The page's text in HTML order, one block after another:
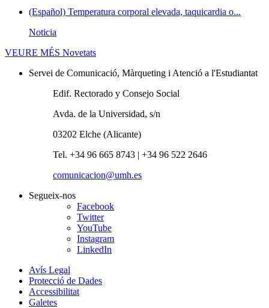
(Español) Temperatura corporal elevada, taquicardia o...
Noticia
VEURE MÉS Novetats
Servei de Comunicació, Màrqueting i Atenció a l'Estudiantat
Edif. Rectorado y Consejo Social
Avda. de la Universidad, s/n
03202 Elche (Alicante)
Tel. +34 96 665 8743 | +34 96 522 2646
comunicacion@umh.es
Segueix-nos
Facebook
Twitter
YouTube
Instagram
LinkedIn
Avís Legal
Protecció de Dades
Accessibilitat
Galetes